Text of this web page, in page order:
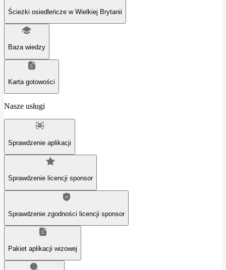
Ścieżki osiedleńcze w Wielkiej Brytanii
Baza wiedzy
Karta gotowości
Nasze usługi
Sprawdzenie aplikacji
Sprawdzenie licencji sponsor
Sprawdzenie zgodności licencji sponsor
Pakiet aplikacji wizowej